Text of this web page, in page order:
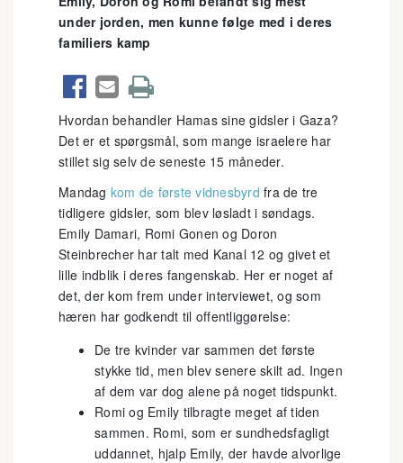
under jorden, men kunne følge med i deres
familiers kamp
  
Hvordan behandler Hamas sine gidsler i Gaza?
Det er et spørgsmål, som mange israelere har
stillet sig selv de seneste 15 måneder.
Mandag kom de første vidnesbyrd fra de tre
tidligere gidsler, som blev løsladt i søndags.
Emily Damari, Romi Gonen og Doron
Steinbrecher har talt med Kanal 12 og givet et
lille indblik i deres fangenskab. Her er noget af
det, der kom frem under interviewet, og som
hæren har godkendt til offentliggørelse:
De tre kvinder var sammen det første
stykke tid, men blev senere skilt ad. Ingen
af dem var dog alene på noget tidspunkt.
Romi og Emily tilbragte meget af tiden
sammen. Romi, som er sundhedsfagligt
uddannet, hjalp Emily, der havde alvorlige